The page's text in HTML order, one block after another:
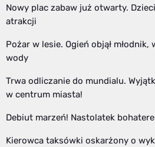
Nowy plac zabaw już otwarty.
atrakcji
Pożar w lesie. Ogień objął
wody
Trwa odliczanie do mundialu.
w centrum miasta!
Debiut marzeń! Nastolatek
Kierowca taksówki oskarżony o